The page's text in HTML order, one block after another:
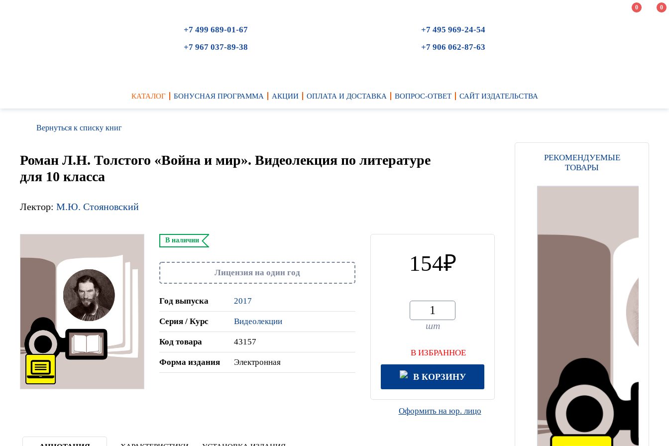
0 0
+7 499 689-01-67
+7 967 037-89-38
+7 495 969-24-54
+7 906 062-87-63
КАТАЛОГ БОНУСНАЯ ПРОГРАММА АКЦИИ ОПЛАТА И ДОСТАВКА ВОПРОС-ОТВЕТ САЙТ ИЗДАТЕЛЬСТВА
Вернуться к списку книг
Роман Л.Н. Толстого «Война и мир». Видеолекция по литературе
для 10 класса
Лектор: М.Ю. Стояновский
В наличии
Лицензия на один год
Год выпуска 2017
Серия / Курс Видеолекции
Код товара 43157
Форма издания Электронная
154
шт
В ИЗБРАННОЕ
В КОРЗИНУ
Оформить на юр. лицо
РЕКОМЕНДУЕМЫЕ
ТОВАРЫ